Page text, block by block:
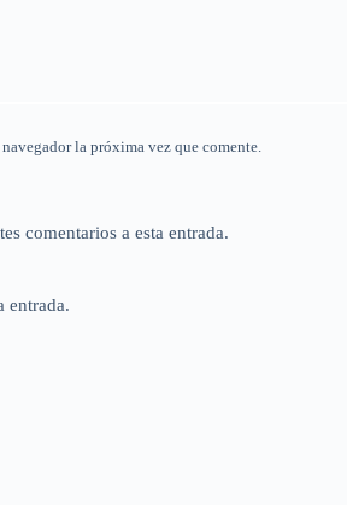
la próxima vez que comente.
comentarios a esta entrada.
entrada.